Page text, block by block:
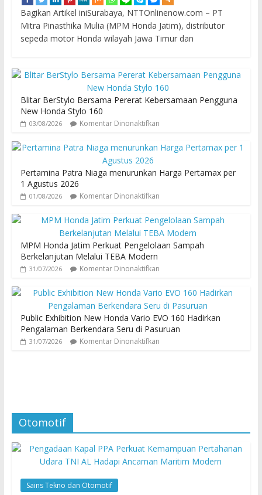
Bagikan Artikel iniSurabaya, NTTOnlinenow.com – PT
Mitra Pinasthika Mulia (MPM Honda Jatim), distributor
sepeda motor Honda wilayah Jawa Timur dan
Blitar BerStylo Bersama Pererat Kebersamaan Pengguna
New Honda Stylo 160
03/08/2026 Komentar Dinonaktifkan
Pertamina Patra Niaga menurunkan Harga Pertamax per
1 Agustus 2026
01/08/2026 Komentar Dinonaktifkan
MPM Honda Jatim Perkuat Pengelolaan Sampah
Berkelanjutan Melalui TEBA Modern
31/07/2026 Komentar Dinonaktifkan
Public Exhibition New Honda Vario EVO 160 Hadirkan
Pengalaman Berkendara Seru di Pasuruan
31/07/2026 Komentar Dinonaktifkan
Otomotif
Sains Tekno dan Otomotif